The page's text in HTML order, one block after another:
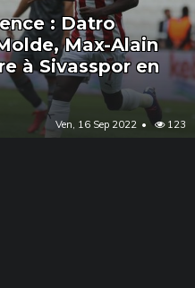
: Datro
Max-Alain
à Sivasspor en
Ven, 16 Sep 2022 123